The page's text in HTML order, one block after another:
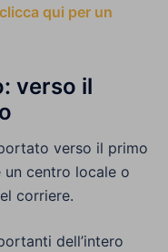
qui per un
verso il
verso il primo
un centro locale o
corriere.
dell’intero